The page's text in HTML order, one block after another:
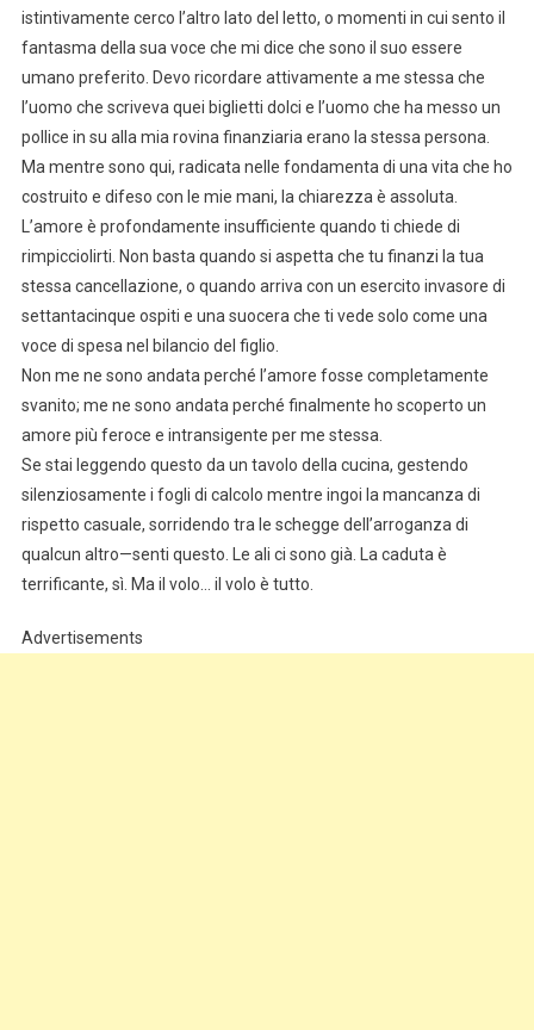
istintivamente cerco l’altro lato del letto, o momenti in cui sento il
fantasma della sua voce che mi dice che sono il suo essere
umano preferito. Devo ricordare attivamente a me stessa che
l’uomo che scriveva quei biglietti dolci e l’uomo che ha messo un
pollice in su alla mia rovina finanziaria erano la stessa persona.
Ma mentre sono qui, radicata nelle fondamenta di una vita che ho
costruito e difeso con le mie mani, la chiarezza è assoluta.
L’amore è profondamente insufficiente quando ti chiede di
rimpicciolirti. Non basta quando si aspetta che tu finanzi la tua
stessa cancellazione, o quando arriva con un esercito invasore di
settantacinque ospiti e una suocera che ti vede solo come una
voce di spesa nel bilancio del figlio.
Non me ne sono andata perché l’amore fosse completamente
svanito; me ne sono andata perché finalmente ho scoperto un
amore più feroce e intransigente per me stessa.
Se stai leggendo questo da un tavolo della cucina, gestendo
silenziosamente i fogli di calcolo mentre ingoi la mancanza di
rispetto casuale, sorridendo tra le schegge dell’arroganza di
qualcun altro—senti questo. Le ali ci sono già. La caduta è
terrificante, sì. Ma il volo… il volo è tutto.
Advertisements